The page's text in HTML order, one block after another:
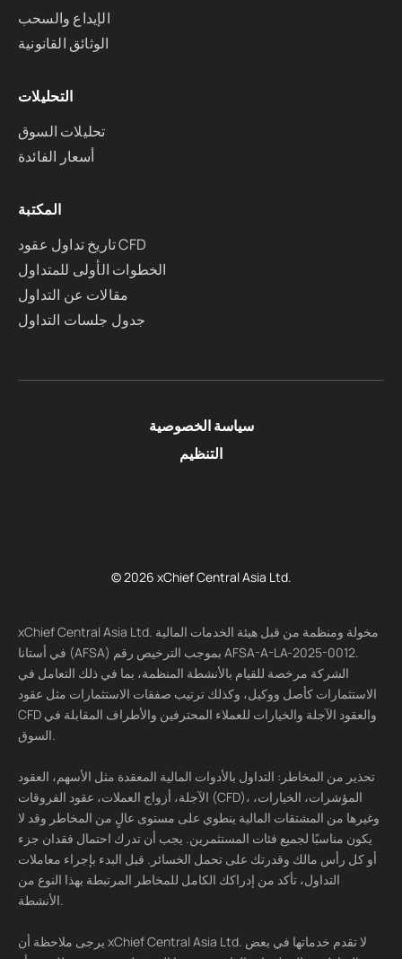
الإيداع والسحب
الوثائق القانونية
التحليلات
تحليلات السوق
أسعار الفائدة
المكتبة
تاريخ تداول عقود CFD
الخطوات الأولى للمتداول
مقالات عن التداول
جدول جلسات التداول
سياسة الخصوصية
التنظيم
© 2026 xChief Central Asia Ltd.
xChief Central Asia Ltd. مخولة ومنظمة من قبل هيئة الخدمات المالية
في أستانا (AFSA) بموجب الترخيص رقم AFSA-A-LA-2025-0012.
الشركة مرخصة للقيام بالأنشطة المنظمة، بما في ذلك التعامل في
الاستثمارات كأصل ووكيل، وكذلك ترتيب صفقات الاستثمارات مثل عقود
CFD والعقود الآجلة والخيارات للعملاء المحترفين والأطراف المقابلة في
السوق.
تحذير من المخاطر: التداول بالأدوات المالية المعقدة مثل الأسهم، العقود
الآجلة، أزواج العملات، عقود الفروقات (CFD)، المؤشرات، الخيارات،
وغيرها من المشتقات المالية ينطوي على مستوى عالٍ من المخاطر وقد لا
يكون مناسبًا لجميع فئات المستثمرين. يجب أن تدرك احتمال فقدان جزء
أو كل رأس مالك وقدرتك على تحمل الخسائر. قبل البدء بإجراء معاملات
التداول، تأكد من إدراكك الكامل للمخاطر المرتبطة بهذا النوع من
الأنشطة.
يرجى ملاحظة أن xChief Central Asia Ltd. لا تقدم خدماتها في بعض